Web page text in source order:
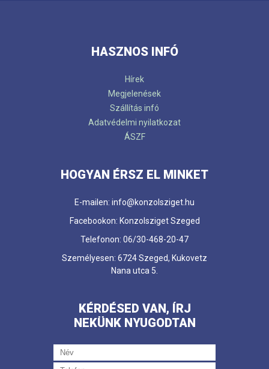
HASZNOS INFÓ
Hírek
Megjelenések
Szállítás infó
Adatvédelmi nyilatkozat
ÁSZF
HOGYAN ÉRSZ EL MINKET
E-mailen: info@konzolsziget.hu
Facebookon: Konzolsziget Szeged
Telefonon: 06/30-468-20-47
Személyesen: 6724 Szeged, Kukovetz
Nana utca 5.
KÉRDÉSED VAN, ÍRJ
NEKÜNK NYUGODTAN